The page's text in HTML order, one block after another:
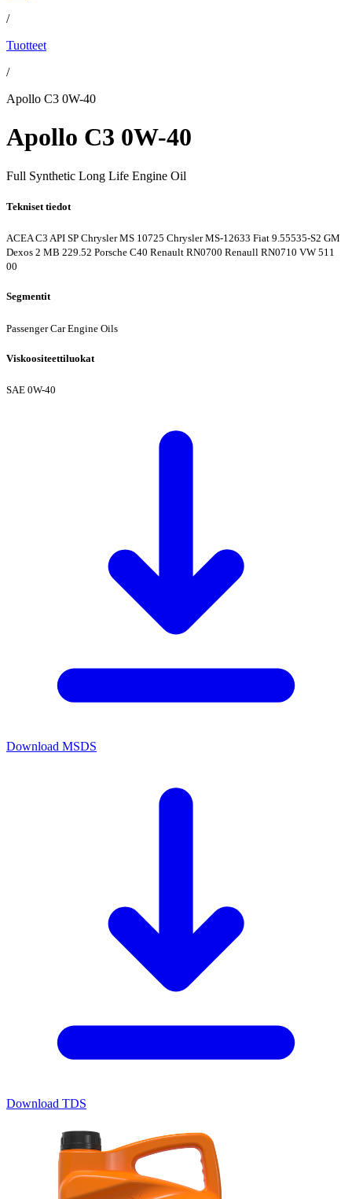
/
Tuotteet
/
Apollo C3 0W-40
Apollo C3 0W-40
Full Synthetic Long Life Engine Oil
Tekniset tiedot
ACEA C3 API SP Chrysler MS 10725 Chrysler MS-12633 Fiat 9.55535-S2 GM
Dexos 2 MB 229.52 Porsche C40 Renault RN0700 Renaull RN0710 VW 511
00
Segmentit
Passenger Car Engine Oils
Viskoositeettiluokat
SAE 0W-40
Download MSDS
Download TDS